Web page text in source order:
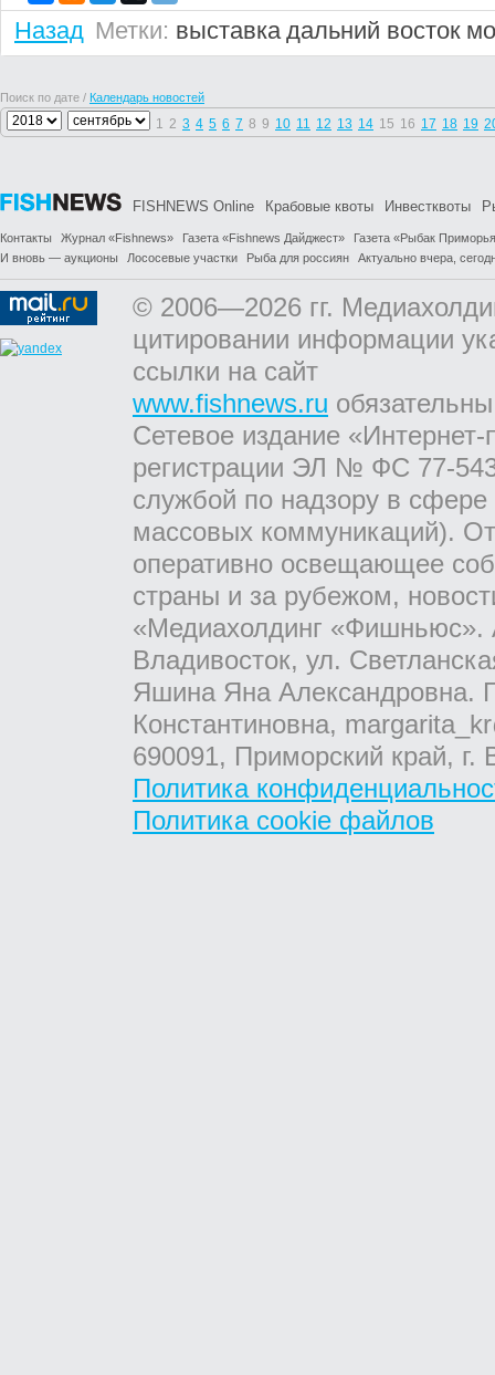
Назад Метки: выставка дальний восток
Поиск по дате / Календарь новостей
1 2 3 4 5 6 7 8 9 10 11 12 13 14 15 16 17 18 19
FISHNEWS Online Крабовые квоты Инвестквоты
Контакты Журнал «Fishnews» Газета «Fishnews Дайджест»
Газета «Рыбак
И вновь — аукционы
Лососевые участки Рыба для россиян Актуально вчера,
© 2006—2026 гг.
цитировании информации
ссылки на сайт
www.fishnews.ru
Сетевое издание
регистрации ЭЛ № ФС 77-
службой по надзору в
массовых коммуникаций).
оперативно освещающее
страны и за рубежом,
«Медиахолдинг «Фишньюс».
Владивосток, ул.
Яшина Яна Александровна.
Константиновна,
690091, Приморский край,
Политика
Политика cookie файлов